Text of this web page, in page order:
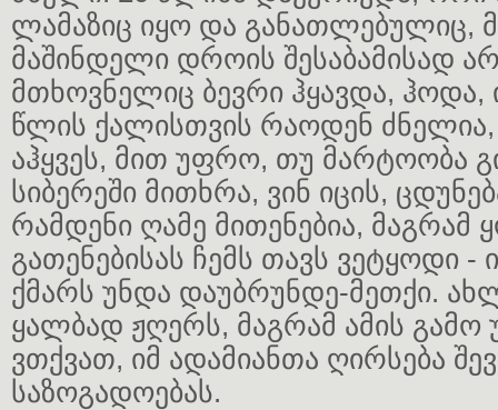
ლამაზიც იყო და განათლებულიც,
მაშინდელი დროის შესაბამისად
მთხოვნელიც ბევრი ჰყავდა, ჰოდა,
წლის ქალისთვის რაოდენ ძნელია,
აჰყვეს, მით უფრო, თუ მარტოობა
სიბერეში მითხრა, ვინ იცის,
რამდენი ღამე მითენებია,
გათენებისას ჩემს თავს ვეტყოდი -
ქმარს უნდა დაუბრუნდე-მეთქი.
ყალბად ჟღერს, მაგრამ ამის გამო
ვთქვათ, იმ ადამიანთა ღირსება
საზოგადოებას.